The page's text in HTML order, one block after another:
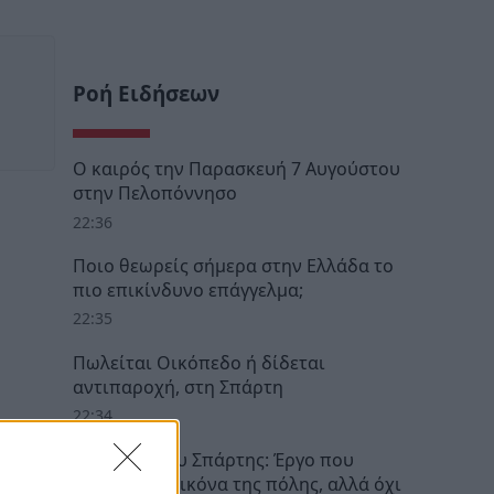
Ροή Ειδήσεων
Ο καιρός την Παρασκευή 7 Αυγούστου
στην Πελοπόννησο
22:36
Ποιο θεωρείς σήμερα στην Ελλάδα το
πιο επικίνδυνο επάγγελμα;
22:35
Πωλείται Οικόπεδο ή δίδεται
αντιπαροχή, στη Σπάρτη
22:34
Παλαιολόγου Σπάρτης: Έργο που
άλλαξε την εικόνα της πόλης, αλλά όχι